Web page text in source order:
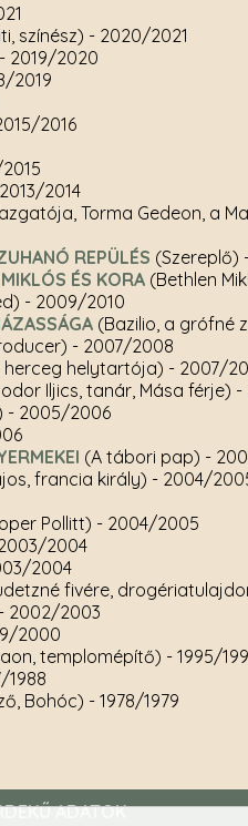
színész) - 2020/2021
- 2019/2020
2019
2016
2014
Torma Gedeon, a
REPÜLÉS (Szereplő)
ÉS KORA (Bethlen
- 2009/2010
(Bazilio, a grófné
- 2007/2008
herceg helytartója) - 2007/
Iljics, tanár, Mása férje) -
- 2005/2006
(A tábori pap) -
francia király) - 2004/
Pollitt) - 2004/2005
2004
2004
fivére,
- 2002/2003
2000
templomépítő) - 1995/
1988
Bohóc) - 1978/1979
ADATOK